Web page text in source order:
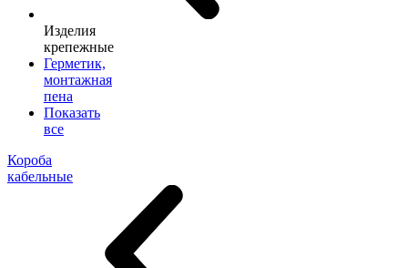
Изделия
крепежные
Герметик,
монтажная
пена
Показать
все
Короба
кабельные